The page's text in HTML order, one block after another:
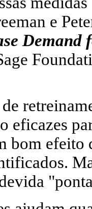
e
Demand
eficazes
bom efeito